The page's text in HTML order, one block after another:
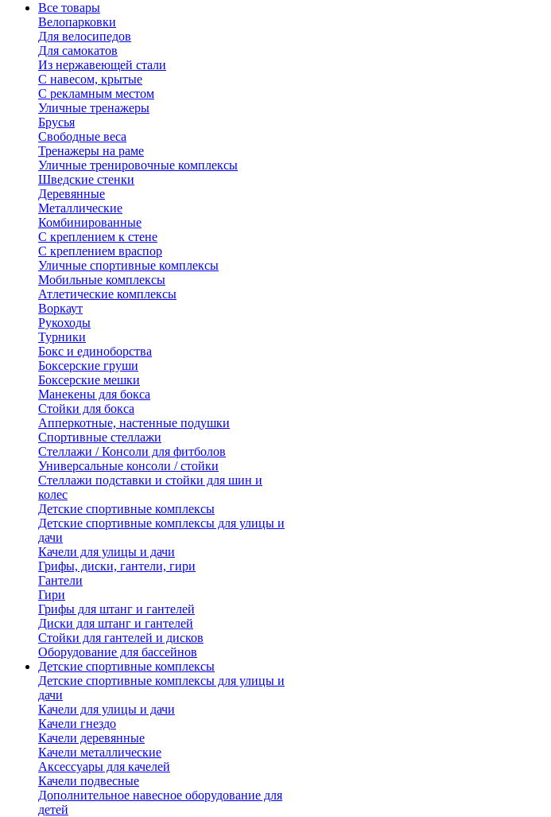
Все товары
Велопарковки
Для велосипедов
Для самокатов
Из нержавеющей стали
С навесом, крытые
С рекламным местом
Уличные тренажеры
Брусья
Свободные веса
Тренажеры на раме
Уличные тренировочные комплексы
Шведские стенки
Деревянные
Металлические
Комбинированные
С креплением к стене
С креплением враспор
Уличные спортивные комплексы
Мобильные комплексы
Атлетические комплексы
Воркаут
Рукоходы
Турники
Бокс и единоборства
Боксерские груши
Боксерские мешки
Манекены для бокса
Стойки для бокса
Апперкотные, настенные подушки
Спортивные стеллажи
Стеллажи / Консоли для фитболов
Универсальные консоли / стойки
Стеллажи подставки и стойки для шин и
колес
Детские спортивные комплексы
Детские спортивные комплексы для улицы и
дачи
Качели для улицы и дачи
Грифы, диски, гантели, гири
Гантели
Гири
Грифы для штанг и гантелей
Диски для штанг и гантелей
Стойки для гантелей и дисков
Оборудование для бассейнов
Детские спортивные комплексы
Детские спортивные комплексы для улицы и
дачи
Качели для улицы и дачи
Качели гнездо
Качели деревянные
Качели металлические
Аксессуары для качелей
Качели подвесные
Дополнительное навесное оборудование для
детей